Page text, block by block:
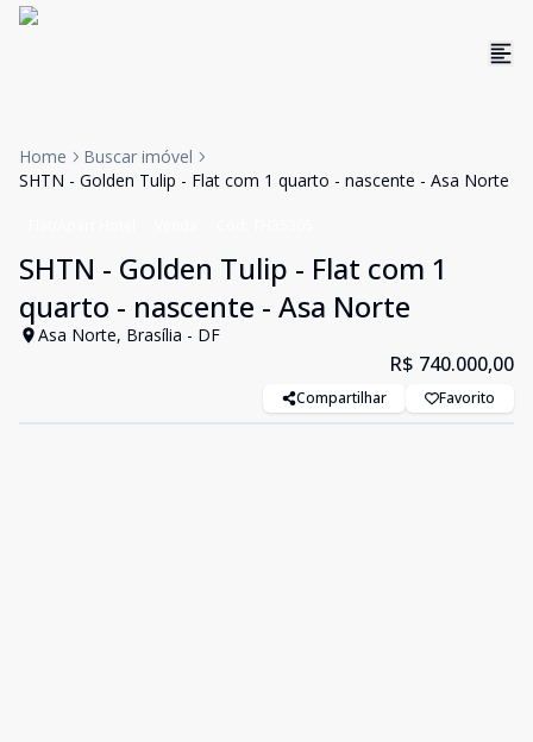
Home
Buscar imóvel
SHTN - Golden Tulip - Flat com 1 quarto - nascente - Asa Norte
SHTN - Golden Tulip - Flat com 1
quarto - nascente - Asa Norte
Asa Norte, Brasília - DF
R$ 740.000,00
Compartilhar Favorito